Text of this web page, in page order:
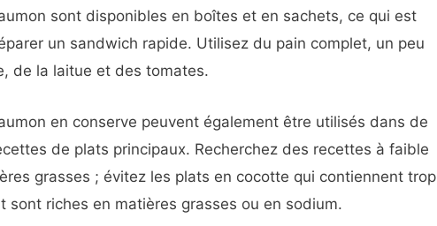
sont disponibles en boîtes et en sachets, ce qui est
un sandwich rapide. Utilisez du pain complet, un peu
de la laitue et des tomates.
en conserve peuvent également être utilisés dans de
de plats principaux. Recherchez des recettes à faible
grasses ; évitez les plats en cocotte qui contiennent trop
sont riches en matières grasses ou en sodium.